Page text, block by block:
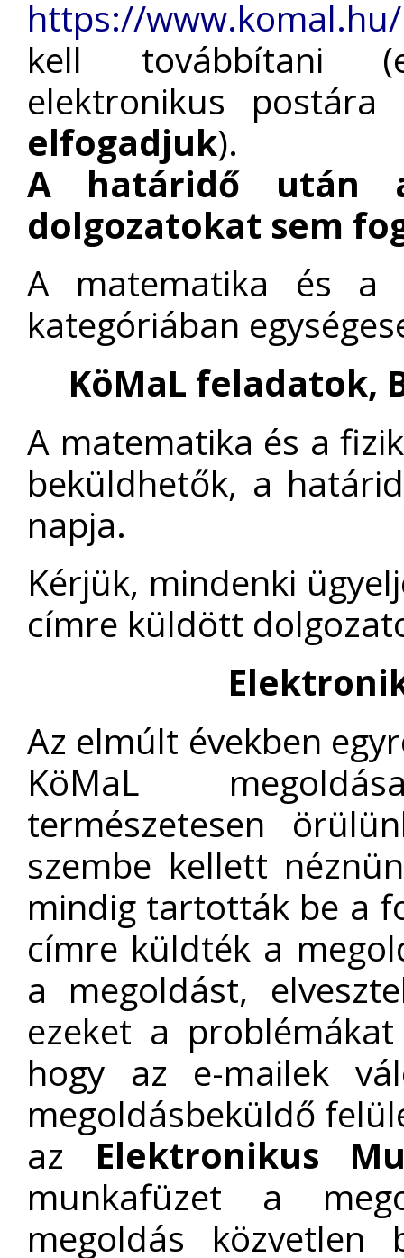
https://
kell továbbítani
elektronikus
elfogadjuk).
A határidő után
dolgozatokat sem
A matematika és a
kategóriában
KöMaL feladatok,
A matematika és a
beküldhetők, a
napja.
Kérjük, mindenki
címre küldött
Az elmúlt években
KöMaL
természetesen
szembe kellett
mindig tartották be a
címre küldték a
a megoldást,
ezeket a
hogy az e-mailek
megoldásbeküldő
az Elektronikus
munkafüzet a
megoldás közvetlen